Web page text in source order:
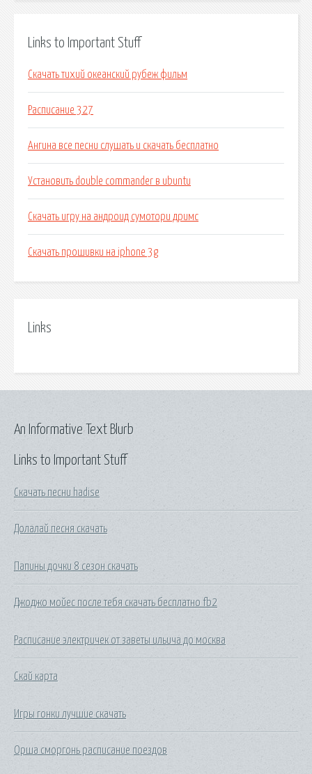
Links to Important Stuff
Скачать тихий океанский рубеж фильм
Расписание 327
Ангина все песни слушать и скачать бесплатно
Установить double commander в ubuntu
Скачать игру на андроид сумотори дримс
Скачать прошивки на iphone 3g
Links
Links to Important Stuff
Скачать песни hadise
Долалай песня скачать
Папины дочки 8 сезон скачать
Джоджо мойес после тебя скачать бесплатно fb2
Расписание электричек от заветы ильича до москва
Скай карта
Игры гонки лучшие скачать
Орша сморгонь расписание поездов
An Informative Text Blurb